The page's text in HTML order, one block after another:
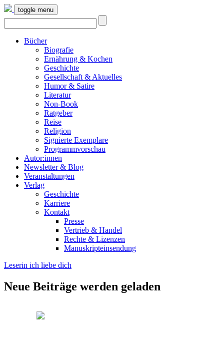
toggle menu
Bücher
Biografie
Ernährung & Kochen
Geschichte
Gesellschaft & Aktuelles
Humor & Satire
Literatur
Non-Book
Ratgeber
Reise
Religion
Signierte Exemplare
Programmvorschau
Autor:innen
Newsletter & Blog
Veranstaltungen
Verlag
Geschichte
Karriere
Kontakt
Presse
Vertrieb & Handel
Rechte & Lizenzen
Manuskripteinsendung
Leserin ich liebe dich
Neue Beiträge werden geladen